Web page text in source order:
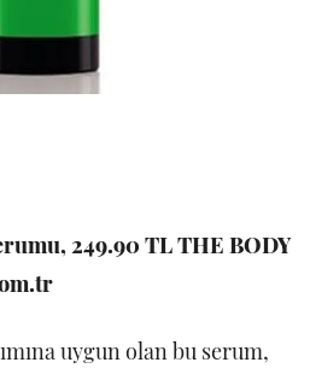
249.90 TL THE BODY
uygun olan bu serum,